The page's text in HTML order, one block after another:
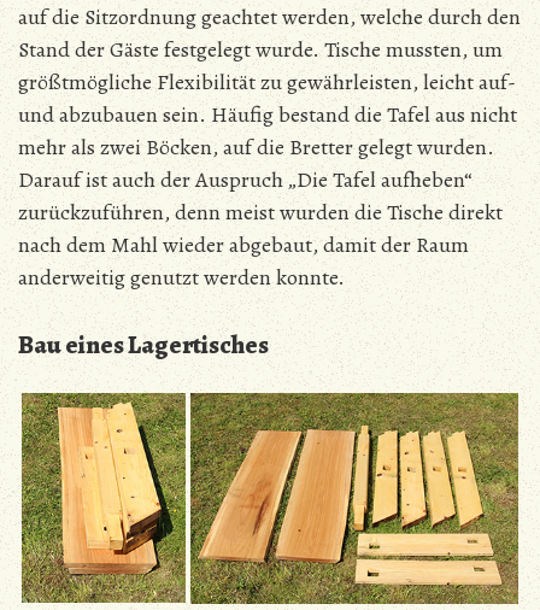
auf die Sitzordnung geachtet werden, welche durch den
Stand der Gäste festgelegt wurde. Tische mussten, um
größtmögliche Flexibilität zu gewährleisten, leicht auf-
und abzubauen sein. Häufig bestand die Tafel aus nicht
mehr als zwei Böcken, auf die Bretter gelegt wurden.
Darauf ist auch der Auspruch „Die Tafel aufheben“
zurückzuführen, denn meist wurden die Tische direkt
nach dem Mahl wieder abgebaut, damit der Raum
anderweitig genutzt werden konnte.
Bau eines Lagertisches